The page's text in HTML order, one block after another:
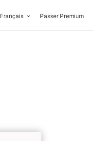
Français Passer Premium